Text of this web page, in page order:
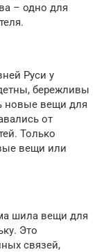
– одно для
Руси у
бережливы
новые вещи для
от
Только
вещи или
шила вещи для
Это
связей,